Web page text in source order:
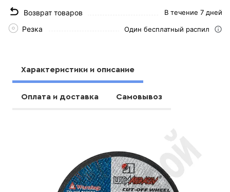
Возврат товаров В течение 7 дней
Резка Один бесплатный распил
Характеристики и описание
Оплата и доставка Самовывоз